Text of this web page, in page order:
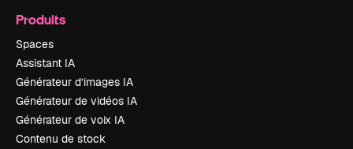
Produits
Spaces
Assistant IA
Générateur d’images IA
Générateur de vidéos IA
Générateur de voix IA
Contenu de stock